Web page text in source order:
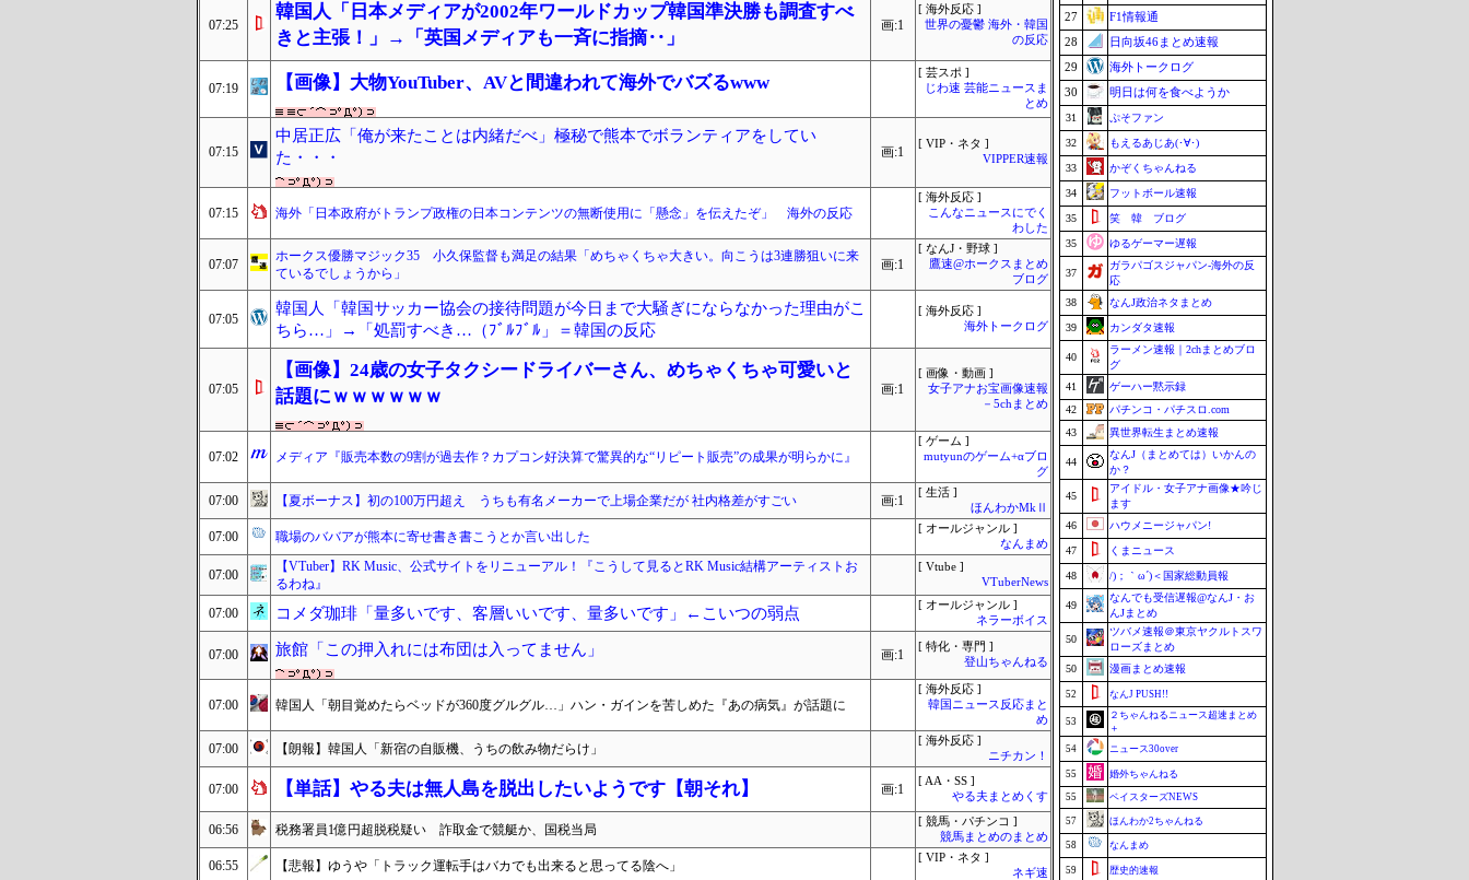
07:25
韓国人「日本メディアが2002年ワールドカップ韓国準決勝も調査すべ
きと主張！」→「英国メディアも一斉に指摘‥」
画:1
[ 海外反応 ]
世界の憂鬱 海外・韓国
の反応
07:19 【画像】大物YouTuber、AVと間違われて海外でバズるwww
[ 芸スポ ]
じわ速 芸能ニュースま
とめ
07:15
中居正広「俺が来たことは内緒だべ」極秘で熊本でボランティアをしてい
た・・・
画:1
[ VIP・ネタ ]
VIPPER速報
07:15 海外「日本政府がトランプ政権の日本コンテンツの無断使用に「懸念」を伝えたぞ」 海外の反応
[ 海外反応 ]
こんなニュースにでく
わした
07:07
ホークス優勝マジック35 小久保監督も満足の結果「めちゃくちゃ大きい。向こうは3連勝狙いに来
ているでしょうから」
画:1
[ なんJ・野球 ]
鷹速@ホークスまとめ
ブログ
07:05
韓国人「韓国サッカー協会の接待問題が今日まで大騒ぎにならなかった理由がこ
ちら…」→「処罰すべき…（ﾌﾞﾙﾌﾞﾙ」＝韓国の反応
[ 海外反応 ]
海外トークログ
07:05
【画像】24歳の女子タクシードライバーさん、めちゃくちゃ可愛いと
話題にｗｗｗｗｗｗ
画:1
[ 画像・動画 ]
女子アナお宝画像速報
－5chまとめ
07:02 メディア『販売本数の9割が過去作？カプコン好決算で驚異的な“リピート販売”の成果が明らかに』
[ ゲーム ]
mutyunのゲーム+αブロ
グ
07:00 【夏ボーナス】初の100万円超え うちも有名メーカーで上場企業だが 社内格差がすごい 画:1
[ 生活 ]
ほんわかMkⅡ
07:00 職場のババアが熊本に寄せ書き書こうとか言い出した
[ オールジャンル ]
なんまめ
07:00
【VTuber】RK Music、公式サイトをリニューアル！『こうして見るとRK Music結構アーティストお
るわね』
[ Vtube ]
VTuberNews
07:00 コメダ珈琲「量多いです、客層いいです、量多いです」←こいつの弱点
[ オールジャンル ]
ネラーボイス
07:00 旅館「この押入れには布団は入ってません」 画:1
[ 特化・専門 ]
登山ちゃんねる
07:00 韓国人「朝目覚めたらベッドが360度グルグル…」ハン・ガインを苦しめた『あの病気』が話題に
[ 海外反応 ]
韓国ニュース反応まと
め
07:00 【朗報】韓国人「新宿の自販機、うちの飲み物だらけ」
[ 海外反応 ]
ニチカン！
07:00 【単話】やる夫は無人島を脱出したいようです【朝それ】 画:1
[ AA・SS ]
やる夫まとめくす
06:56 税務署員1億円超脱税疑い 詐取金で競艇か、国税当局
[ 競馬・パチンコ ]
競馬まとめのまとめ
06:55 【悲報】ゆうや「トラック運転手はバカでも出来ると思ってる陰へ」
[ VIP・ネタ ]
ネギ速
27
F1情報通
28
日向坂46まとめ速報
29
海外トークログ
30
明日は何を食べようか
31 ぷそファン
32 もえるあじあ(･∀･)
33 かぞくちゃんねる
34 フットボール速報
35 笑 韓 ブログ
35 ゆるゲーマー遅報
37
ガラパゴスジャパン-海外の反
応
38
なんJ政治ネタまとめ
39 カンダタ速報
40
ラーメン速報｜2chまとめブロ
グ
41
ゲーハー黙示録
42
パチンコ・パチスロ.com
43
異世界転生まとめ速報
44
なんJ（まとめては）いかんの
か？
45
アイドル・女子アナ画像★吟じ
ます
46
ハウメニージャパン!
47 くまニュース
48 /)；｀ω´)＜国家総動員報
49
なんでも受信遅報@なんJ・お
んJまとめ
50
ツバメ速報＠東京ヤクルトスワ
ローズまとめ
50
漫画まとめ速報
52 なんJ PUSH!!
53
２ちゃんねるニュース超速まとめ
＋
54
ニュース30over
55 婚外ちゃんねる
55 ベイスターズNEWS
57 ほんわか2ちゃんねる
58 なんまめ
59 歴史的速報